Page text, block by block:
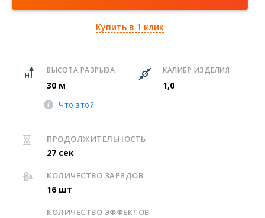
Купить в 1 клик
ВЫСОТА РАЗРЫВА
30 м
КАЛИБР ИЗДЕЛИЯ
1,0
Что это?
ПРОДОЛЖИТЕЛЬНОСТЬ
27 сек
КОЛИЧЕСТВО ЗАРЯДОВ
16 шт
КОЛИЧЕСТВО ЭФФЕКТОВ